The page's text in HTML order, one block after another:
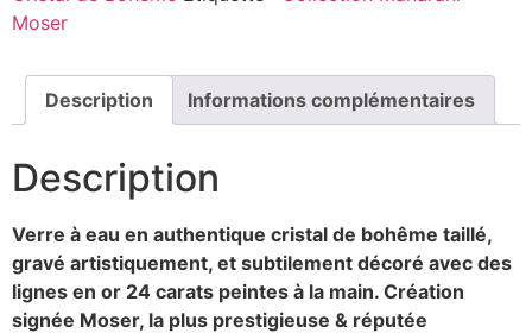
Moser
Description Informations complémentaires
Description
Verre à eau en authentique cristal de bohême taillé,
gravé artistiquement, et subtilement décoré avec des
lignes en or 24 carats peintes à la main. Création
signée Moser, la plus prestigieuse & réputée